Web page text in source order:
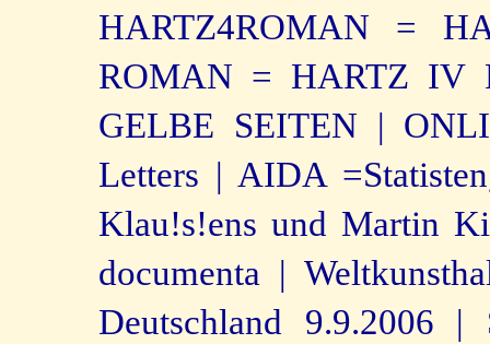
HARTZ4ROMAN =
ROMAN = HARTZ IV
GELBE SEITEN |
Letters | AIDA =
Klau!s!ens und Martin
documenta |
Deutschland 9.9.2006 |